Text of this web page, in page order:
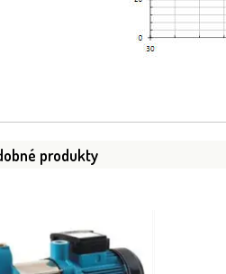
produkty